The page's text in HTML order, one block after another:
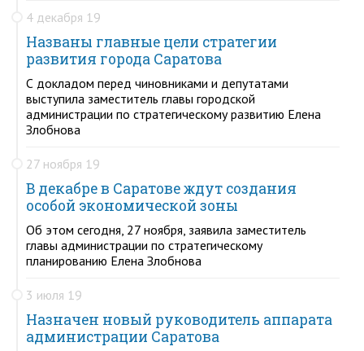
4 декабря 19
Названы главные цели стратегии
развития города Саратова
С докладом перед чиновниками и депутатами
выступила заместитель главы городской
администрации по стратегическому развитию Елена
Злобнова
27 ноября 19
В декабре в Саратове ждут создания
особой экономической зоны
Об этом сегодня, 27 ноября, заявила заместитель
главы администрации по стратегическому
планированию Елена Злобнова
3 июля 19
Назначен новый руководитель аппарата
администрации Саратова